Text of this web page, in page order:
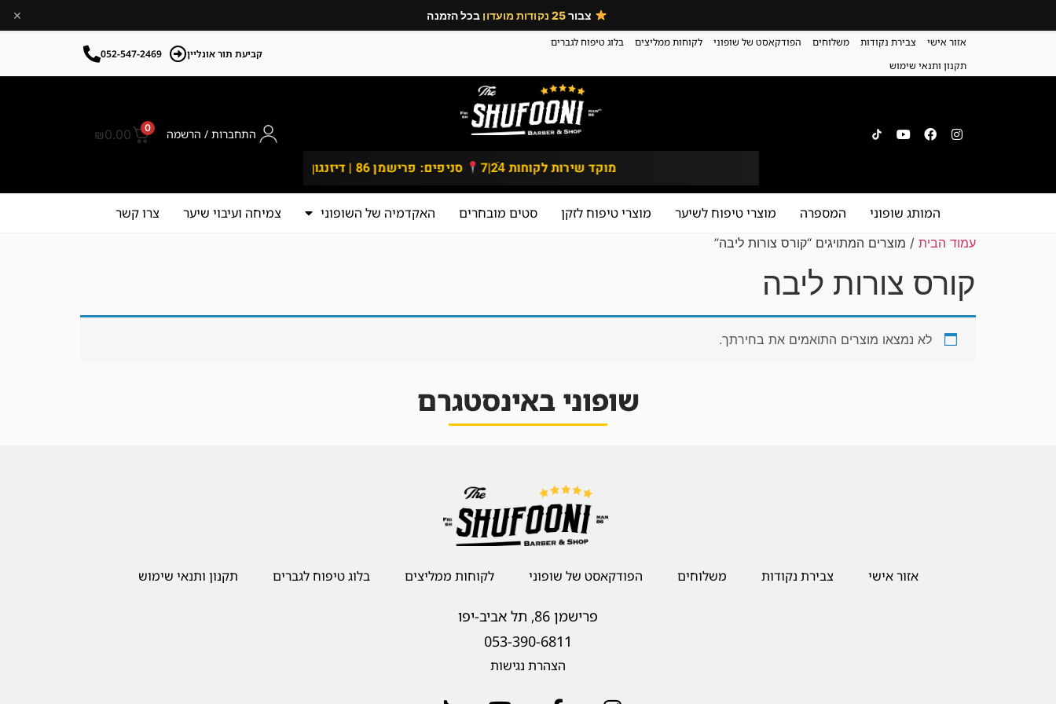
אזור אישי צבירת נקודות משלוחים הפודקאסט של שופוני לקוחות ממליצים
בלוג טיפוח לגברים
תקנון ותנאי שימוש
קביעת תור אונליין 052-547-2469
מוקד שירות לקוחות 24ֿ|7 סניפים: פרישמן 86 | דיזנגוף 167, תל אביב
התחברות / הרשמה 0
₪0.00
המותג שופוני המספרה מוצרי טיפוח לשיער מוצרי טיפוח לזקן סטים מובחרים האקדמיה של השופוני צמיחה ועיבוי שיער צרו קשר
עמוד הבית / מוצרים המתויגים “קורס צורות ליבה”
קורס צורות ליבה
לא נמצאו מוצרים התואמים את בחירתך.
שופוני באינסטגרם
אזור אישי צבירת נקודות משלוחים הפודקאסט של שופוני לקוחות ממליצים בלוג טיפוח לגברים תקנון ותנאי שימוש
פרישמן 86, תל אביב-יפו
053-390-6811
הצהרת נגישות
צבור25 נקודות מועדון בכל הזמנה ×